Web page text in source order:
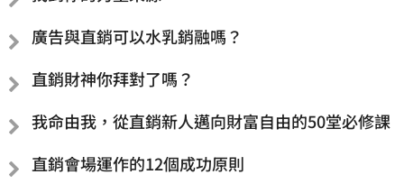
廣告與直銷可以水乳銷融嗎？
直銷財神你拜對了嗎？
我命由我，從直銷新人邁向財富自由的50堂必修課
直銷會場運作的12個成功原則